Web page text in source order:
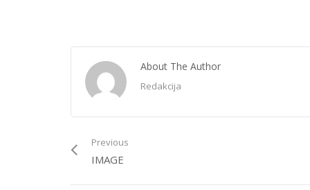
About The Author
Redakcija
Previous
IMAGE